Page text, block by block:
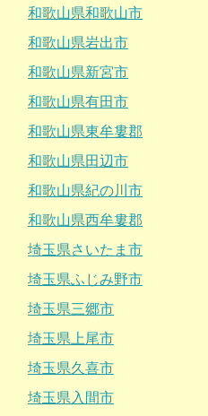
和歌山県和歌山市
和歌山県岩出市
和歌山県新宮市
和歌山県有田市
和歌山県東牟婁郡
和歌山県田辺市
和歌山県紀の川市
和歌山県西牟婁郡
埼玉県さいたま市
埼玉県ふじみ野市
埼玉県三郷市
埼玉県上尾市
埼玉県久喜市
埼玉県入間市